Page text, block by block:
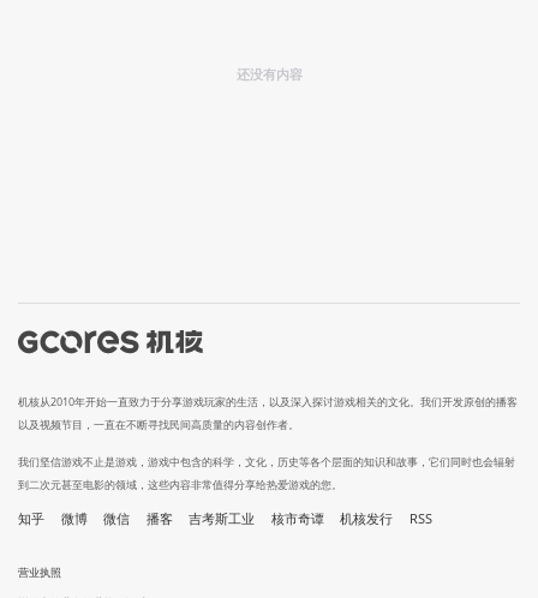
还没有内容
机核从2010年开始一直致力于分享游戏玩家的生活，以及深入探讨游戏相关的文化。我们开发原创的播客
以及视频节目，一直在不断寻找民间高质量的内容创作者。
我们坚信游戏不止是游戏，游戏中包含的科学，文化，历史等各个层面的知识和故事，它们同时也会辐射
到二次元甚至电影的领域，这些内容非常值得分享给热爱游戏的您。
知乎 微博 微信 播客 吉考斯工业 核市奇谭 机核发行 RSS
营业执照